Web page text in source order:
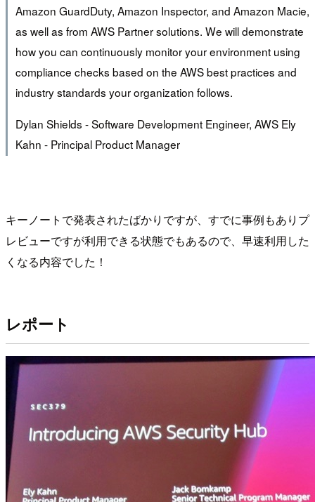
Amazon GuardDuty, Amazon Inspector, and Amazon Macie,
as well as from AWS Partner solutions. We will demonstrate
how you can continuously monitor your environment using
compliance checks based on the AWS best practices and
industry standards your organization follows.
Dylan Shields - Software Development Engineer, AWS Ely
Kahn - Principal Product Manager
キーノートで発表されたばかりですが、すでに事例もありプ
レビューですが利用できる状態でもあるので、早速利用した
くなる内容でした！
レポート